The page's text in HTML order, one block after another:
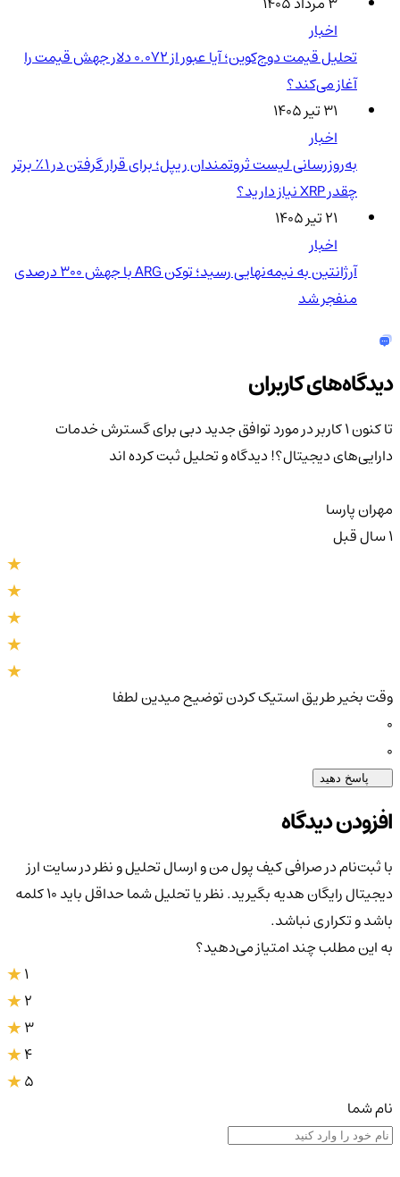
اخبار
تحلیل قیمت دوج‌کوین؛ آیا عبور از ۰.۰۷۲ دلار جهش قیمت را
آغاز می‌کند؟
۳۱ تیر ۱۴۰۵
اخبار
به‌روزرسانی لیست ثروتمندان ریپل؛ برای قرار گرفتن در ۱٪ برتر
چقدر XRP نیاز دارید؟
۲۱ تیر ۱۴۰۵
اخبار
آرژانتین به نیمه‌نهایی رسید؛ توکن ARG با جهش ۳۰۰ درصدی
منفجر شد
دیدگاه‌های کاربران
تا کنون 1 کاربر در مورد
توافق جدید دبی برای گسترش خدمات
دارایی‌های دیجیتال؟!دیدگاه و تحلیل ثبت کرده اند
مهران پارسا
وقت بخیر طریق استیک کردن توضیح میدین لطفا
پاسخ دهید
افزودن دیدگاه
با ثبت‌نام در صرافی کیف پول من و ارسال تحلیل و نظر در سایت ارز
دیجیتال رایگان هدیه بگیرید. نظر یا تحلیل شما حداقل باید ۱۰ کلمه
باشد و تکراری نباشد.
به این مطلب چند امتیاز می‌دهید؟
3
4
5
نام شما